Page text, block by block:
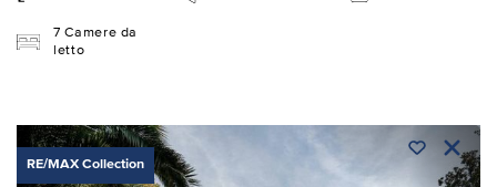
7 Camere da
letto
RE/MAX Collection